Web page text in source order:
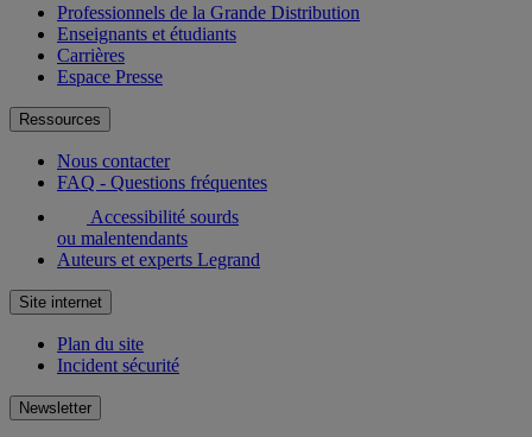
Professionnels de la Grande Distribution
Enseignants et étudiants
Carrières
Espace Presse
Ressources
Nous contacter
FAQ - Questions fréquentes
Accessibilité sourds
ou malentendants
Auteurs et experts Legrand
Site internet
Plan du site
Incident sécurité
Newsletter